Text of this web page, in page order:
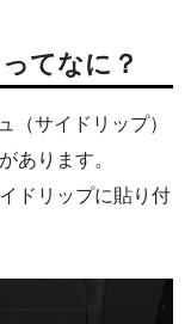
てなに？
（サイドリップ）
あります。
ドリップに貼り付